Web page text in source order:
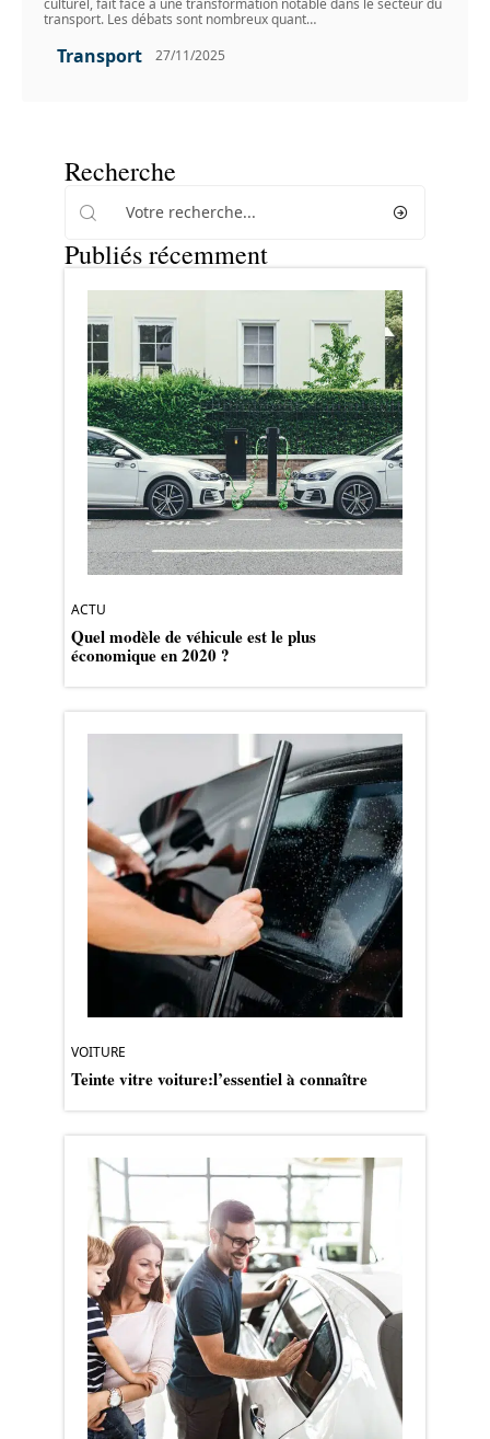
culturel, fait face à une transformation notable dans le secteur du
transport. Les débats sont nombreux quant…
Transport 27/11/2025
Recherche
Publiés récemment
ACTU
Quel modèle de véhicule est le plus
économique en 2020 ?
VOITURE
Teinte vitre voiture:l’essentiel à connaître